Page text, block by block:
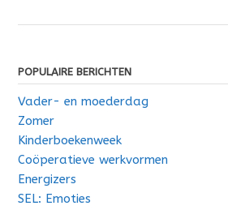
POPULAIRE BERICHTEN
Vader- en moederdag
Zomer
Kinderboekenweek
Coöperatieve werkvormen
Energizers
SEL: Emoties